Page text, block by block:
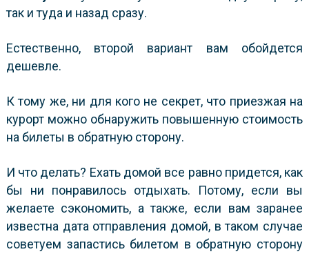
так и туда и назад сразу.
Естественно, второй вариант вам обойдется
дешевле.
К тому же, ни для кого не секрет, что приезжая на
курорт можно обнаружить повышенную стоимость
на билеты в обратную сторону.
И что делать? Ехать домой все равно придется, как
бы ни понравилось отдыхать. Потому, если вы
желаете сэкономить, а также, если вам заранее
известна дата отправления домой, в таком случае
советуем запастись билетом в обратную сторону